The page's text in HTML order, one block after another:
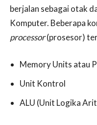
berjalan sebagai otak
Komputer. Beberapa
processor(prosesor)
Memory Units atau
Unit Kontrol
ALU (Unit Logika